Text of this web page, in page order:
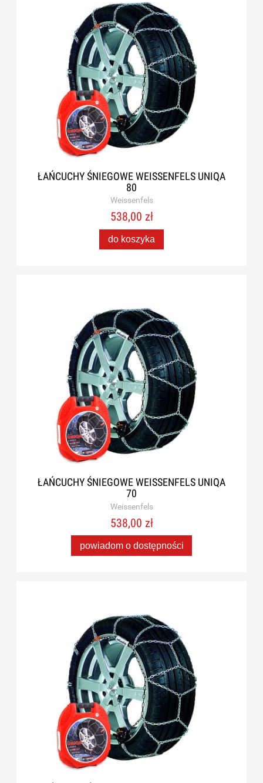
ŁAŃCUCHY ŚNIEGOWE WEISSENFELS UNIQA
80
Weissenfels
538,00 zł
do koszyka
ŁAŃCUCHY ŚNIEGOWE WEISSENFELS UNIQA
70
Weissenfels
538,00 zł
powiadom o dostępności